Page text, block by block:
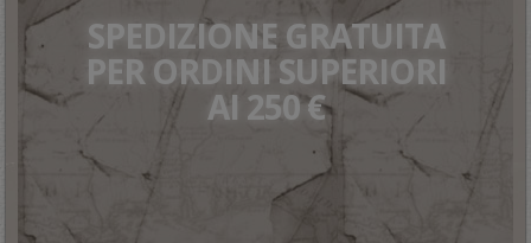
SPEDIZIONE GRATUITA
PER ORDINI SUPERIORI
AI 250 €